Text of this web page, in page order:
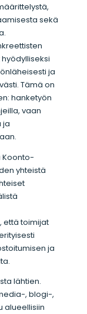
sekä
ja
Tämä on
hanketyön
vaan
ja
Koonto-
yhteistä
että toimijat
ja
lähtien.
, blogi-,
alueellisiin